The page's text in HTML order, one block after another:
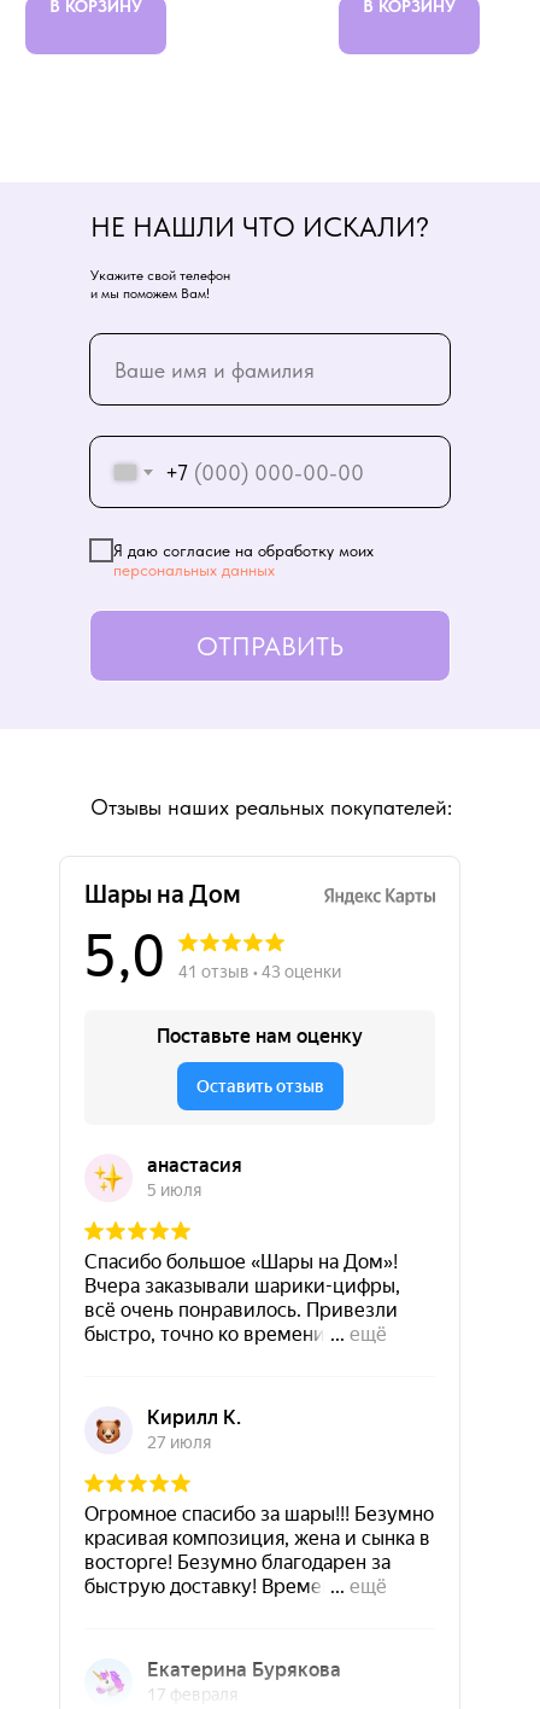
В КОРЗИНУ В КОРЗИНУ
+7
Я даю согласие на обработку моих
персональных данных
ОТПРАВИТЬ
НЕ НАШЛИ ЧТО ИСКАЛИ?
Укажите свой телефон
и мы поможем Вам!
Отзывы наших реальных покупателей: